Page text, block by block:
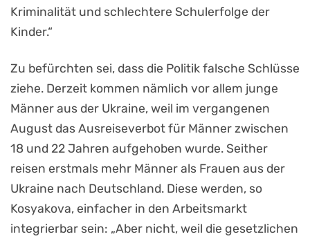
Kriminalität und schlechtere Schulerfolge der
Kinder.“
Zu befürchten sei, dass die Politik falsche Schlüsse
ziehe. Derzeit kommen nämlich vor allem junge
Männer aus der Ukraine, weil im vergangenen
August das Ausreiseverbot für Männer zwischen
18 und 22 Jahren aufgehoben wurde. Seither
reisen erstmals mehr Männer als Frauen aus der
Ukraine nach Deutschland. Diese werden, so
Kosyakova, einfacher in den Arbeitsmarkt
integrierbar sein: „Aber nicht, weil die gesetzlichen